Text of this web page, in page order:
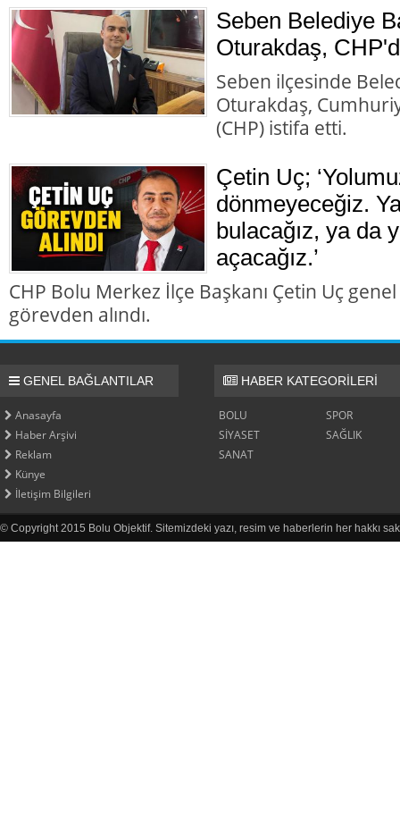
Seben Belediye
Oturakdaş,
Seben ilçesinde
Oturakdaş,
(CHP) istifa etti.
Çetin Uç;
dönmeyeceğiz.
bulacağız, ya da
açacağız.’
CHP Bolu Merkez İlçe Başkanı Çetin Uç
görevden alındı.
GENEL BAĞLANTILAR
Anasayfa
Haber Arşivi
Reklam
Künye
İletişim Bilgileri
HABER KATEGORİLERİ
BOLU
SPOR
SİYASET
SAĞLIK
SANAT
© Copyright 2015 Bolu Objektif. Sitemizdeki yazı, resim ve haberlerin her hakkı